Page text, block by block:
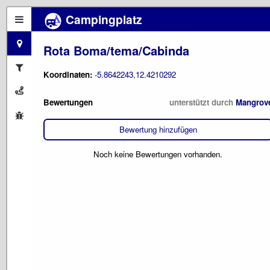
Campingplatz
Rota Boma/tema/Cabinda
Koordinaten: -5.8642243,12.4210292
Bewertungen unterstützt durch
Bewertung hinzufügen
Noch keine Bewertungen vorhanden.